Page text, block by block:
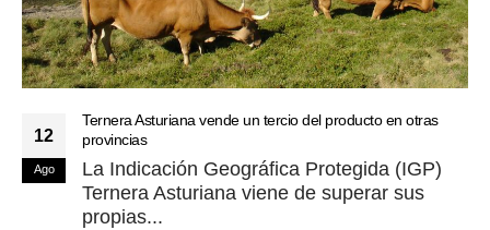
12
Ago
Ternera Asturiana vende un tercio del producto en otras
provincias
La Indicación Geográfica Protegida (IGP)
Ternera Asturiana viene de superar sus
propias...